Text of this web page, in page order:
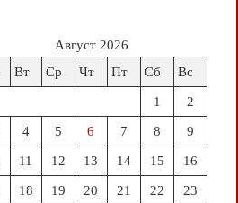
Август 2026
Вт Ср Чт Пт Сб Вс
1 2
4 5 6 7 8 9
11 12 13 14 15 16
18 19 20 21 22 23